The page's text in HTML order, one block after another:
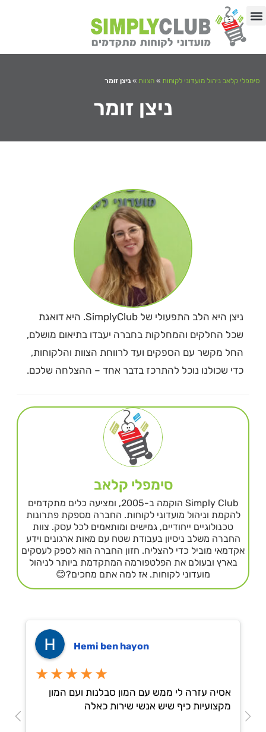
סימפלי קלאב ניהול מועדוני לקוחות » הצוות » ניצן זומר
ניצן זומר
ניצן היא הלב התפעולי של SimplyClub. היא דואגת
שכל החלקים והמחלקות בחברה יעבדו בתיאום מושלם,
החל מקשר עם הספקים ועד לרווחת הצוות והלקוחות,
כדי שכולנו נוכל להתרכז בדבר אחד – ההצלחה שלכם.
סימפלי קלאב
Simply Club הוקמה ב-2005, ומציעה כלים מתקדמים
להקמת וניהול מועדוני לקוחות. החברה מספקת פתרונות
טכנולוגיים ייחודיים, גמישים ומותאמים לכל עסק. צוות
החברה משלב ניסיון בעבודת שטח עם מאות ארגונים וידע
אקדמאי מוביל כדי להצליח. חזון החברה הוא לספק לעסקים
בארץ ובעולם את הפלטפורמה המתקדמת ביותר לניהול
מועדוני לקוחות. אז למה אתם מחכים?😊
Hemi ben hayon
★★★★★
אסיה עזרה לי ממש עם המון סבלנות ועם המון
מקצועיות כיף שיש אנשי שירות כאלה